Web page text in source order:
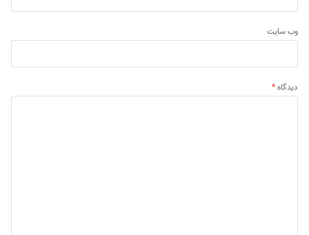
وب‌ سایت
دیدگاه*